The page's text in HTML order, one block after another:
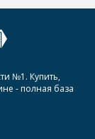
№1. Купить,
- полная база